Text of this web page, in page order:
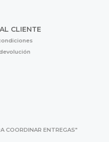
CLIENTE
COORDINAR ENTREGAS"